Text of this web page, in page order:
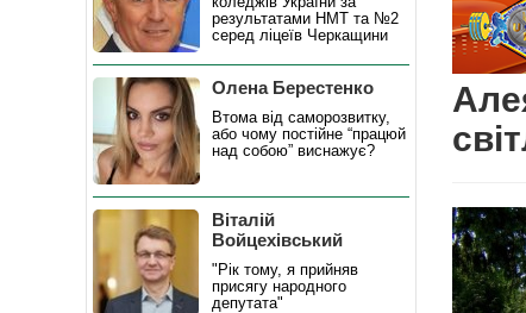
результатами НМТ та №2
серед ліцеїв Черкащини
Олена Берестенко
Втома від саморозвитку,
або чому постійне “працюй
над собою” виснажує?
Віталій
Войцехівський
"Рік тому, я прийняв
присягу народного
депутата"